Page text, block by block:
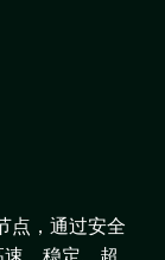
点，通过安全
、稳定、超